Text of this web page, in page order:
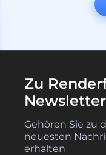
Zu
Gehören Sie zu
neuesten
erhalten